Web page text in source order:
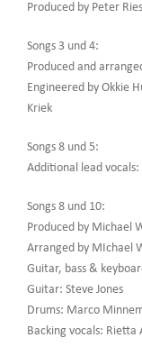
Produced by Peter
Songs 3 und 4:
Produced and
Engineered by Okkie
Kriek
Songs 8 und 5:
Additional lead
Songs 8 und 10:
Produced by Michael
Arranged by MIchael
Guitar, bass &
Guitar: Steve Jones
Drums: Marco
Backing vocals: